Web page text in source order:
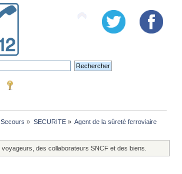
» SECURITE» Agent de la sûreté ferroviaire
des collaborateurs SNCF et des biens.